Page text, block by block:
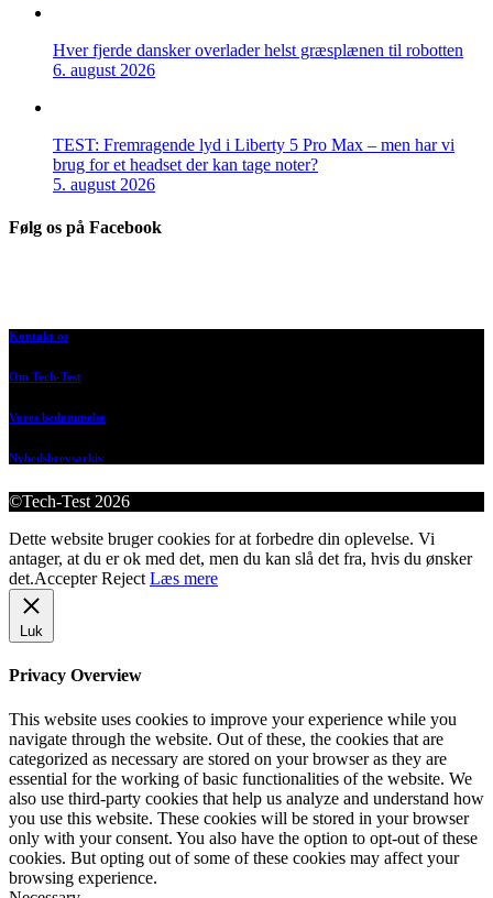
Hver fjerde dansker overlader helst græsplænen til robotten
6. august 2026
TEST: Fremragende lyd i Liberty 5 Pro Max – men har vi
brug for et headset der kan tage noter?
5. august 2026
Følg os på Facebook
Kontakt os
Om Tech-Test
Vores bedømmelse
Nyhedsbrevsarkiv
©Tech-Test 2026
Dette website bruger cookies for at forbedre din oplevelse. Vi
antager, at du er ok med det, men du kan slå det fra, hvis du ønsker
det.Accepter Reject Læs mere
Luk
Privacy Overview
This website uses cookies to improve your experience while you
navigate through the website. Out of these, the cookies that are
categorized as necessary are stored on your browser as they are
essential for the working of basic functionalities of the website. We
also use third-party cookies that help us analyze and understand how
you use this website. These cookies will be stored in your browser
only with your consent. You also have the option to opt-out of these
cookies. But opting out of some of these cookies may affect your
browsing experience.